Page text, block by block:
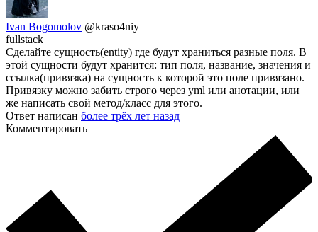
Ivan Bogomolov @kraso4niy
fullstack
Сделайте сущность(entity) где будут храниться разные поля. В
этой сущности будут хранится: тип поля, название, значения и
ссылка(привязка) на сущность к которой это поле привязано.
Привязку можно забить строго через yml или анотации, или
же написать свой метод/класс для этого.
Ответ написан более трёх лет назад
Комментировать